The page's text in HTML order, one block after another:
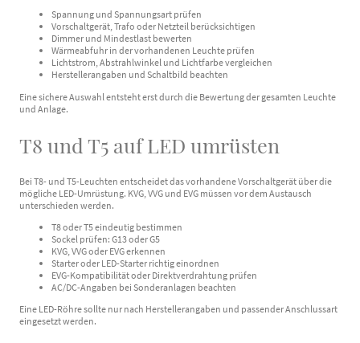
Spannung und Spannungsart prüfen
Vorschaltgerät, Trafo oder Netzteil berücksichtigen
Dimmer und Mindestlast bewerten
Wärmeabfuhr in der vorhandenen Leuchte prüfen
Lichtstrom, Abstrahlwinkel und Lichtfarbe vergleichen
Herstellerangaben und Schaltbild beachten
Eine sichere Auswahl entsteht erst durch die Bewertung der gesamten Leuchte
und Anlage.
T8 und T5 auf LED umrüsten
Bei T8- und T5-Leuchten entscheidet das vorhandene Vorschaltgerät über die
mögliche LED-Umrüstung. KVG, VVG und EVG müssen vor dem Austausch
unterschieden werden.
T8 oder T5 eindeutig bestimmen
Sockel prüfen: G13 oder G5
KVG, VVG oder EVG erkennen
Starter oder LED-Starter richtig einordnen
EVG-Kompatibilität oder Direktverdrahtung prüfen
AC/DC-Angaben bei Sonderanlagen beachten
Eine LED-Röhre sollte nur nach Herstellerangaben und passender Anschlussart
eingesetzt werden.